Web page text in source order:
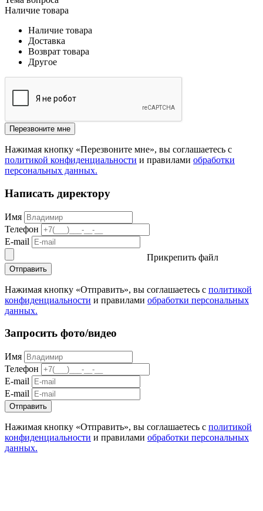
Наличие товара
Наличие товара
Доставка
Возврат товара
Другое
Перезвоните мне
Нажимая кнопку «Перезвоните мне», вы соглашаетесь с
политикой конфиденциальности и правилами обработки
персональных данных.
Написать директору
Имя
Телефон
E-mail
Прикрепить файл
Отправить
Нажимая кнопку «Отправить», вы соглашаетесь с политикой
конфиденциальности и правилами обработки персональных
данных.
Запросить фото/видео
Имя
Телефон
E-mail
E-mail
Отправить
Нажимая кнопку «Отправить», вы соглашаетесь с политикой
конфиденциальности и правилами обработки персональных
данных.